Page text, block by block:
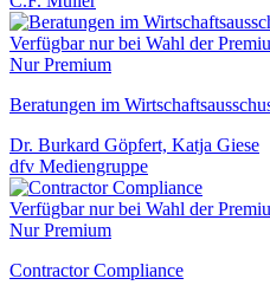
Verfügbar nur bei Wahl der
Nur Premium
Beratungen im
Dr. Burkard Göpfert, Katja Giese
dfv Mediengruppe
Verfügbar nur bei Wahl der
Nur Premium
Contractor Compliance